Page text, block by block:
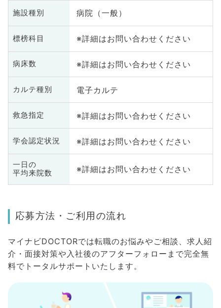
施設種別 病院（一般）
標榜科目 ※詳細はお問い合わせください
病床数 ※詳細はお問い合わせください
カルテ種別 電子カルテ
救急指定 ※詳細はお問い合わせください
学会認定状況 ※詳細はお問い合わせください
一日の
平均来院数
※詳細はお問い合わせください
応募方法・ご利用の流れ
マイナビDOCTORでは転職のお悩みやご相談、求人紹
介・面接対策や入社後のアフターフォローまで完全無
料でトータルサポートいたします。